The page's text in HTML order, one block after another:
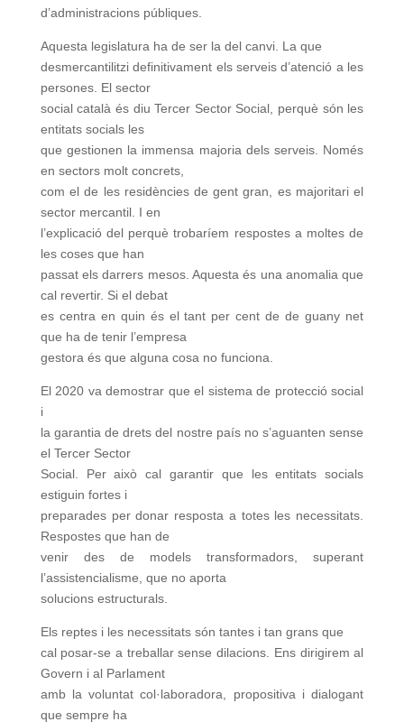
d’administracions públiques.
Aquesta legislatura ha de ser la del canvi. La que
desmercantilitzi definitivament els serveis d’atenció a les
persones. El sector
social català és diu Tercer Sector Social, perquè són les
entitats socials les
que gestionen la immensa majoria dels serveis. Només
en sectors molt concrets,
com el de les residències de gent gran, es majoritari el
sector mercantil. I en
l’explicació del perquè trobaríem respostes a moltes de
les coses que han
passat els darrers mesos. Aquesta és una anomalia que
cal revertir. Si el debat
es centra en quin és el tant per cent de de guany net
que ha de tenir l’empresa
gestora és que alguna cosa no funciona.
El 2020 va demostrar que el sistema de protecció social
i
la garantia de drets del nostre país no s’aguanten sense
el Tercer Sector
Social. Per això cal garantir que les entitats socials
estiguin fortes i
preparades per donar resposta a totes les necessitats.
Respostes que han de
venir des de models transformadors, superant
l’assistencialisme, que no aporta
solucions estructurals.
Els reptes i les necessitats són tantes i tan grans que
cal posar-se a treballar sense dilacions. Ens dirigirem al
Govern i al Parlament
amb la voluntat col·laboradora, propositiva i dialogant
que sempre ha